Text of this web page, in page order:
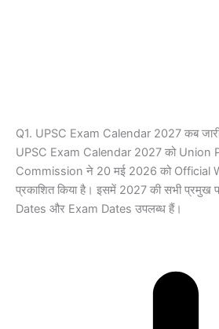
Q1. UPSC Exam Calendar 2027 कब
UPSC Exam Calendar 2027 को Union
Commission ने 20 मई 2026 को Official
प्रकाशित किया है। इसमें 2027 की सभी प्रमुख
Dates और Exam Dates उपलब्ध हैं।